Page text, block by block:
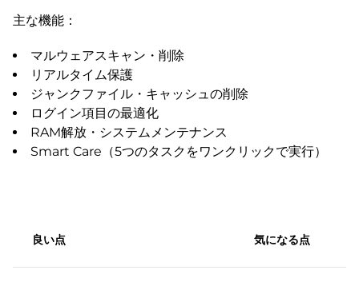
主な機能：
マルウェアスキャン・削除
リアルタイム保護
ジャンクファイル・キャッシュの削除
ログイン項目の最適化
RAM解放・システムメンテナンス
Smart Care（5つのタスクをワンクリックで実行）
良い点 気になる点